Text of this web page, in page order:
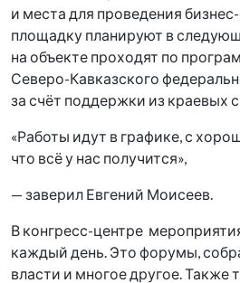
и места для проведения
площадку планируют в
на объекте проходят по
Северо-Кавказского
за счёт поддержки из краевых
«Работы идут в графике, с
что всё у нас получится»,
— заверил Евгений Моисеев.
В конгресс-центре
каждый день. Это форумы,
власти и многое другое. Также